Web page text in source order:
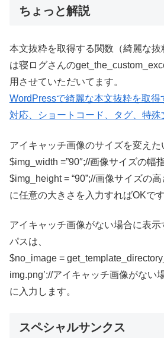
ちょっと解説
本文抜粋を取得する関数（綺麗な抜
は寝ログさんの
用させていただいてます。
WordPressで綺麗な本文抜粋を取得
対応、ショートコード、タグ、特
アイキャッチ画像のサイズを変えた
$img_width =”90″;//画像サイズの幅
$img_height = “90”;//画像サイズの
に任意の大きさを入力すればOKです
アイキャッチ画像がない場合に表
パスは、
$no_image =
img.png’;//アイキャッチ画像がない
に入力します。
スペシャルサンクス